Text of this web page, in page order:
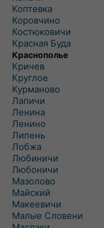
Коптевка
Коровчино
Костюковичи
Красная Буда
Краснополье
Кричев
Круглое
Курманово
Лапичи
Ленина
Ленино
Липень
Лобжа
Любиничи
Любоничи
Мазолово
Майский
Макеевичи
Малые Словени